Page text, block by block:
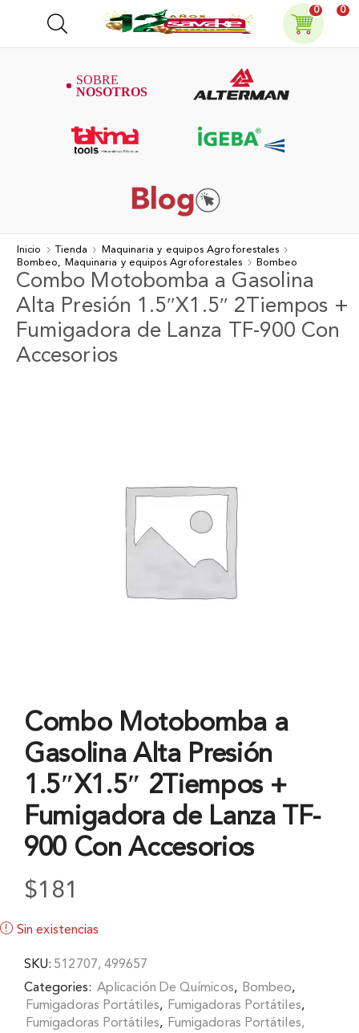
0 0
Inicio Tienda
Maquinaria y equipos Agroforestales
Bombeo, Maquinaria y equipos Agroforestales
Bombeo
Combo Motobomba a Gasolina
Alta Presión 1.5″X1.5″ 2Tiempos +
Fumigadora de Lanza TF-900 Con
Accesorios
Combo Motobomba a
Gasolina Alta Presión
1.5″X1.5″ 2Tiempos +
Fumigadora de Lanza TF-
900 Con Accesorios
$181
Sin existencias
SKU: 512707, 499657
Categories: Aplicación De Químicos, Bombeo,
Fumigadoras Portátiles, Fumigadoras Portátiles,
Fumigadoras Portátiles, Fumigadoras Portátiles,